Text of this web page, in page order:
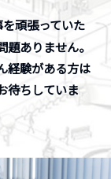
頑張っていた
ありません。
経験がある方は
待ちしていま